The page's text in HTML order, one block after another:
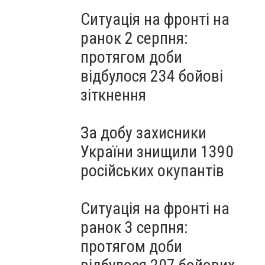
Ситуація на фронті на
ранок 2 серпня:
протягом доби
відбулося 234 бойові
зіткнення
За добу захисники
України знищили 1390
російських окупантів
Ситуація на фронті на
ранок 3 серпня:
протягом доби